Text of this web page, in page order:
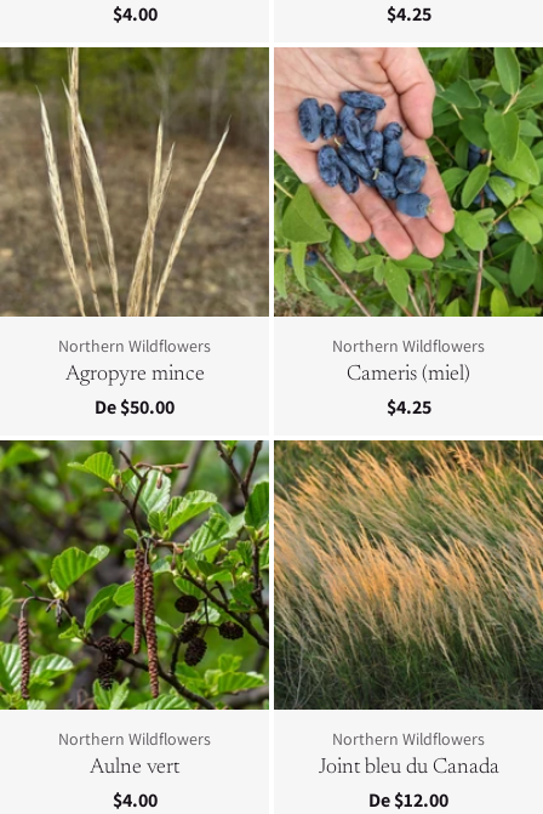
$4.00 $4.25
Northern Wildflowers
Agropyre mince
De $50.00
Northern Wildflowers
Cameris (miel)
$4.25
Northern Wildflowers
Aulne vert
$4.00
Northern Wildflowers
Joint bleu du Canada
De $12.00